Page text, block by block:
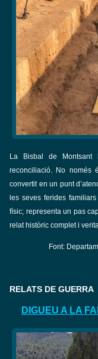
La Bisbal de Montsant
reconciliació. No només
convertit en un punt
les seves ferides
físic; representa un pas
relat històric complet i
Font:
RELATS DE GUERRA
DIGUEU A LA